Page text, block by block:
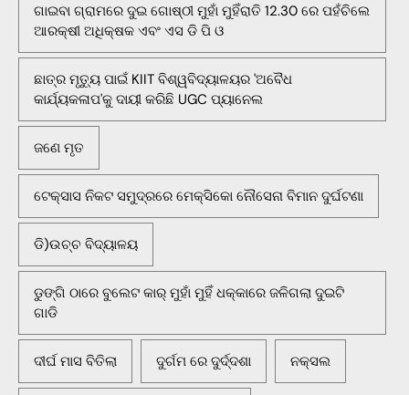
ଗାଇବା ଗ୍ରାମରେ ଦୁଇ ଗୋଷ୍ଠୀ ମୁହାଁ ମୁହିଁରାତି 12.30 ରେ ପହଁଚିଲେ
ଆରକ୍ଷୀ ଅଧିକ୍ଷକ ଏବଂ ଏସ ଡି ପି ଓ
ଛାତ୍ର ମୃତ୍ୟୁ ପାଇଁ KIIT ବିଶ୍ୱବିଦ୍ୟାଳୟର 'ଅବୈଧ
କାର୍ଯ୍ୟକଳାପ'କୁ ଦାୟୀ କରିଛି UGC ପ୍ୟାନେଲ
ଜଣେ ମୃତ
ଟେକ୍ସାସ ନିକଟ ସମୁଦ୍ରରେ ମେକ୍ସିକୋ ନୌସେନା ବିମାନ ଦୁର୍ଘଟଣା
ଡି)ଉଚ୍ଚ ବିଦ୍ୟାଳୟ
ଡୁଙ୍ଗି ଠାରେ ବୁଲେଟ କାର୍ ମୁହାଁ ମୁହିଁ ଧକ୍କାରେ ଜଳିଗଲା ଦୁଇଟି
ଗାଡି
ଦୀର୍ଘ ମାସ ବିତିଲା ଦୁର୍ଗମ ରେ ଦୁର୍ଦ୍ଦଶା ନକ୍ସଲ